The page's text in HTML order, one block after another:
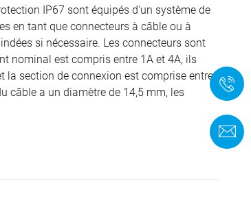
IP67 sont équipés d'un système de
en tant que connecteurs à câble ou à
si nécessaire. Les connecteurs sont
nominal est compris entre 1A et 4A, ils
la section de connexion est comprise entre
câble a un diamètre de 14,5 mm, les